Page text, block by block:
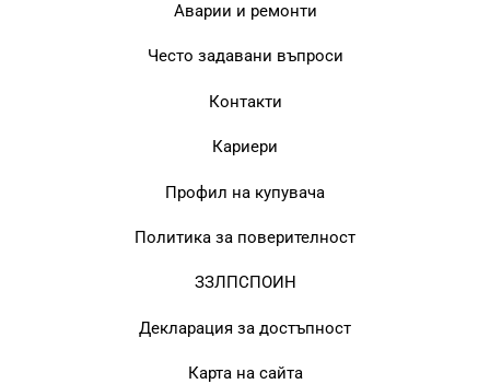
Аварии и ремонти
Често задавани въпроси
Контакти
Кариери
Профил на купувача
Политика за поверителност
ЗЗЛПСПОИН
Декларация за достъпност
Карта на сайта